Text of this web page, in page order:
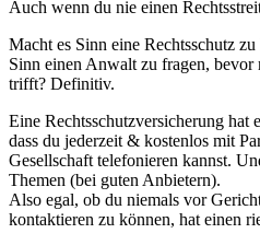
Auch wenn du nie einen
Macht es Sinn eine Rechtsschutz
Sinn einen Anwalt zu fragen, bevor
trifft? Definitiv.
Eine Rechtsschutzversicherung hat
dass du jederzeit & kostenlos mit
Gesellschaft telefonieren kannst.
Themen (bei guten Anbietern).
Also egal, ob du niemals vor
kontaktieren zu können, hat einen